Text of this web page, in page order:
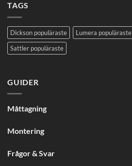
TAGS
Dickson populäraste Lumera populäraste
Sattler populäraste
GUIDER
Måttagning
Montering
Frågor & Svar